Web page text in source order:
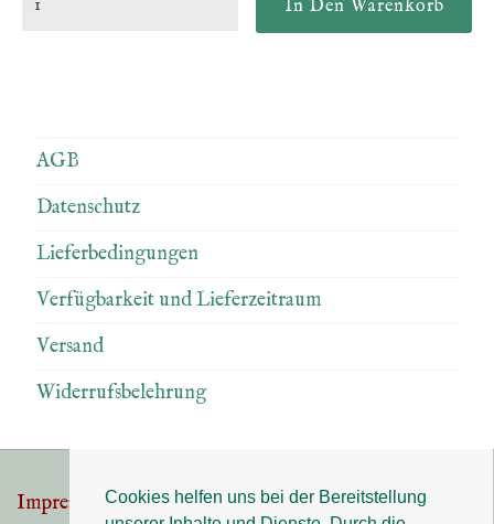
Cookies helfen uns bei der Bereitstellung
AGB
Datenschutz
Lieferbedingungen
Verfügbarkeit und Lieferzeitraum
Versand
Widerrufsbelehrung
Footer-
Impressum Datenschutz